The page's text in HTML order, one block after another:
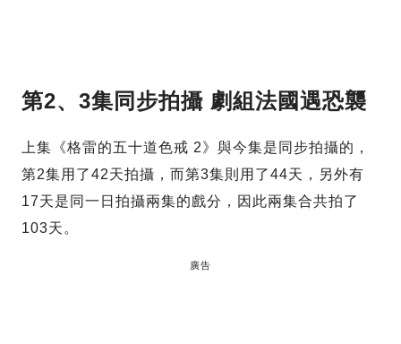
第2、3集同步拍攝 劇組法國遇恐襲
上集《格雷的五十道色戒 2》與今集是同步拍攝的，
第2集用了42天拍攝，而第3集則用了44天，另外有
17天是同一日拍攝兩集的戲分，因此兩集合共拍了
103天。
廣告